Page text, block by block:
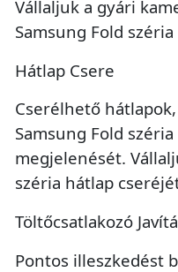
Vállaljuk a gyári
Samsung Fold
Hátlap Csere
Cserélhető
Samsung Fold
megjelenését.
széria hátlap
Töltőcsatlakozó
Pontos illeszkedést